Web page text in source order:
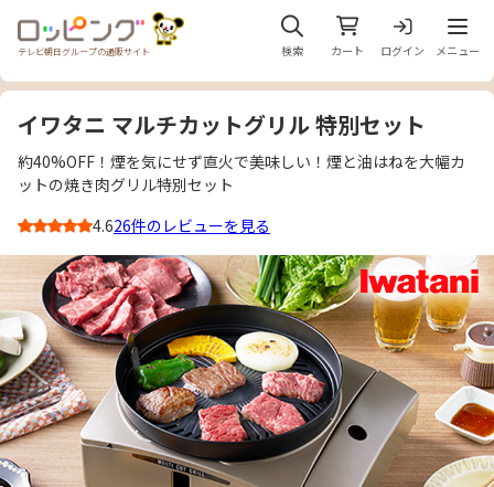
テレビ朝日グループの通販サイト 検索 カート ログイン
メニ
メニュー
イワタニ マルチカットグリル 特別セット
約40%OFF！煙を気にせず直火で美味しい！煙と油はねを大幅カ
ットの焼き肉グリル特別セット
4.626件のレビューを見る